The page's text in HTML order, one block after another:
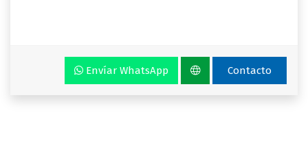
Envíar WhatsApp Contacto